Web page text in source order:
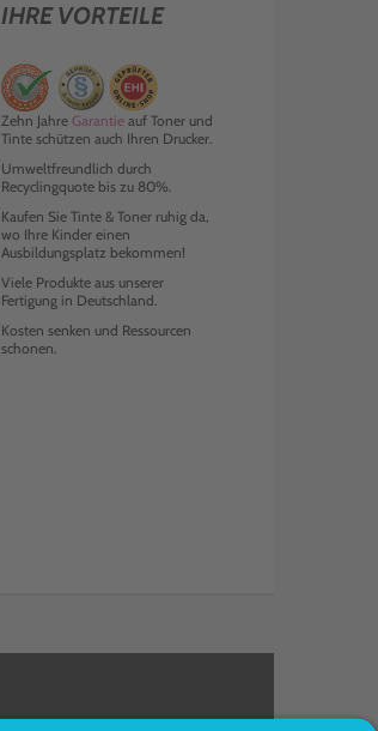
IHRE VORTEILE
Zehn Jahre Garantieauf Toner und
Tinte schützen auch Ihren Drucker.
Umweltfreundlich durch
Recyclingquote bis zu 80%.
Kaufen Sie Tinte & Toner ruhig da,
wo Ihre Kinder einen
Ausbildungsplatz bekommen!
Viele Produkte aus unserer
Fertigung in Deutschland.
Kosten senken und Ressourcen
schonen.